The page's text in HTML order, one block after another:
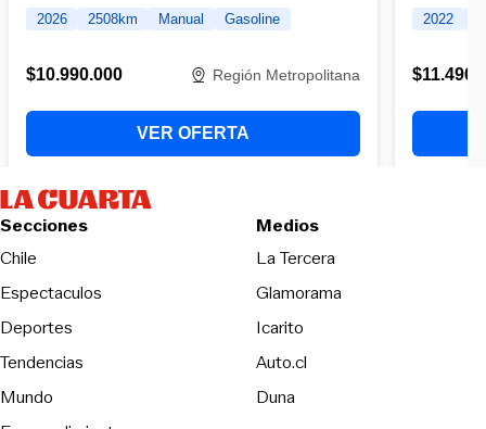
Secciones
Chile
Espectaculos
Deportes
Tendencias
Mundo
Medios
La Tercera
Glamorama
Icarito
Auto.cl
Duna